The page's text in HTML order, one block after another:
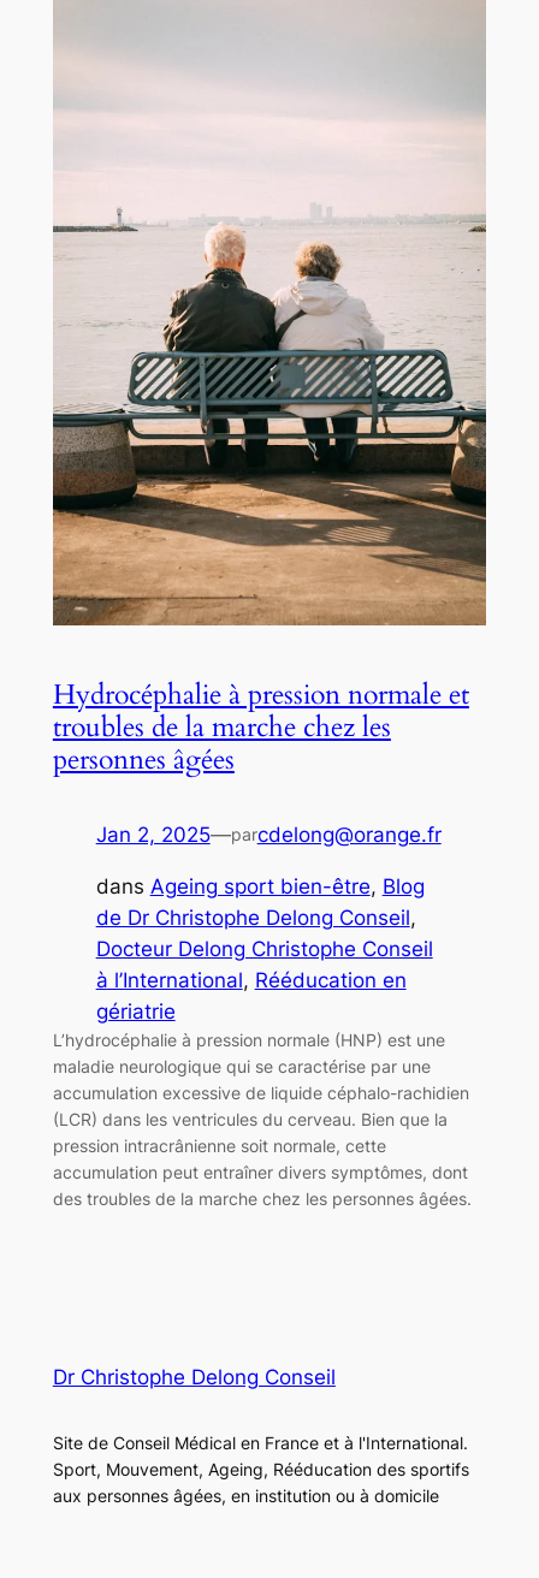
Hydrocéphalie à pression normale et
troubles de la marche chez les
personnes âgées
Jan 2, 2025—parcdelong@orange.fr
dans Ageing sport bien-être, Blog
de Dr Christophe Delong Conseil
Docteur Delong Christophe Conseil
à l’International, Rééducation en
gériatrie
L’hydrocéphalie à pression normale (HNP) est une
maladie neurologique qui se caractérise par une
accumulation excessive de liquide céphalo-rachidien
(LCR) dans les ventricules du cerveau. Bien que la
pression intracrânienne soit normale, cette
accumulation peut entraîner divers symptômes, dont
des troubles de la marche chez les personnes âgées.
Dr Christophe Delong Conseil
Site de Conseil Médical en France et à l'International.
Sport, Mouvement, Ageing, Rééducation des sportifs
aux personnes âgées, en institution ou à domicile